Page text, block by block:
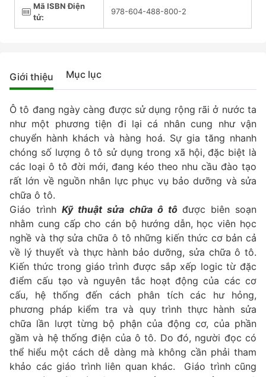
Mã ISBN Điện
tử:
978-604-488-800-2
Giới thiệu Mục lục
Ô tô đang ngày càng được sử dụng rộng rãi ở nước ta
như một phương tiện đi lại cá nhân cung như vận
chuyển hành khách và hàng hoá. Sự gia tăng nhanh
chóng số lượng ô tô sử dụng trong xã hội, đặc biệt là
các loại ô tô đời mới, đang kéo theo nhu cầu đào tạo
rất lớn về nguồn nhân lực phục vụ bảo dưỡng và sửa
chữa ô tô.
Giáo trìnhKỹ thuật sửa chữa ô tô được biên soạn
nhằm cung cấp cho cán bộ hướng dẫn, học viên học
nghề và thợ sửa chữa ô tô những kiến thức cơ bản cả
về lý thuyết và thực hành bảo dưỡng, sửa chữa ô tô.
Kiến thức trong giáo trình được sắp xếp logic từ đặc
điểm cấu tạo và nguyên tắc hoạt động của các cơ
cấu, hệ thống đến cách phân tích các hư hỏng,
phương pháp kiểm tra và quy trình thực hành sửa
chữa lần lượt từng bộ phận của động cơ, của phần
gầm và hệ thống điện của ô tô. Do đó, người đọc có
thể hiểu một cách dễ dàng mà không cần phải tham
khảo các giáo trình liên quan khác. Giáo trình cũng